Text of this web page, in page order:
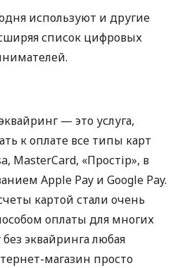
используют и другие
список цифровых
— это услуга,
к оплате все типы карт
MasterCard, «Простір», в
Apple Pay и Google Pay.
картой стали очень
оплаты для многих
эквайринга любая
магазин просто